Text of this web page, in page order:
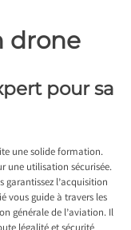
drone
pour sa
une solide formation.
une utilisation sécurisée.
l’acquisition
vous guide à travers les
générale de l’aviation. Il